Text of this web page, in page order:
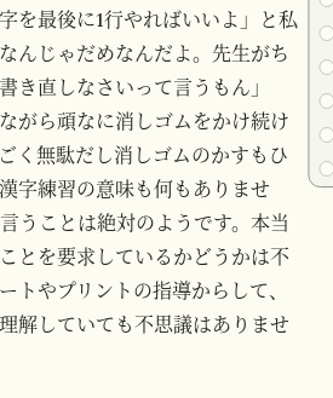
を最後に1行やればいいよ」と私
んじゃだめなんだよ。先生がち
き直しなさいって言うもん」
がら頑なに消しゴムをかけ続け
く無駄だし消しゴムのかすもひ
字練習の意味も何もありませ
うことは絶対のようです。本当
とを要求しているかどうかは不
トやプリントの指導からして、
解していても不思議はありませ